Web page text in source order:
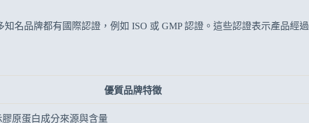
名品牌都有國際認證，例如 ISO 或 GMP 認證。這些認證表示產品經
優質品牌特徵
原蛋白成分來源與含量